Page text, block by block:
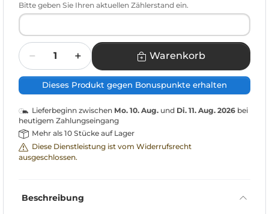
Bitte geben Sie Ihren aktuellen Zählerstand ein.
Menge
Warenkorb
Dieses Produkt gegen Bonuspunkte erhalten
Lieferbeginn zwischen Mo. 10. Aug. und Di. 11. Aug. 2026 bei
heutigem Zahlungseingang
Mehr als 10 Stücke auf Lager
Diese Dienstleistung ist vom Widerrufsrecht
ausgeschlossen.
Beschreibung